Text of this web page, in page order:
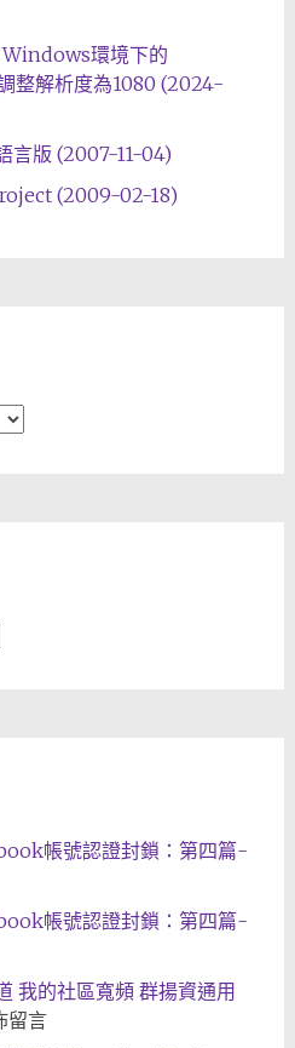
環境下的
整解析度為1080 (2024-
言版 (2007-11-04)
(2009-02-18)
帳號認證封鎖：第四篇-
帳號認證封鎖：第四篇-
我的社區寬頻 群揚資通用
留言